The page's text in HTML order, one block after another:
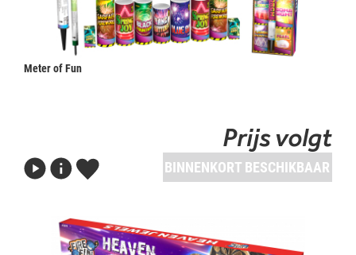
Meter of Fun
Prijs volgt
BINNENKORT BESCHIKBAAR